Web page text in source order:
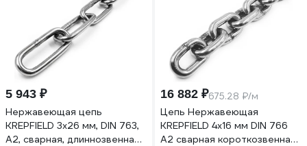
5 943 ₽
Нержавеющая цепь
KREPFIELD 3x26 мм, DIN 763,
А2, сварная, длиннозвенная,
16 882 ₽675.28 ₽/м
Цепь Нержавеющая
KREPFIELD 4х16 мм DIN 766
А2 сварная короткозвенная